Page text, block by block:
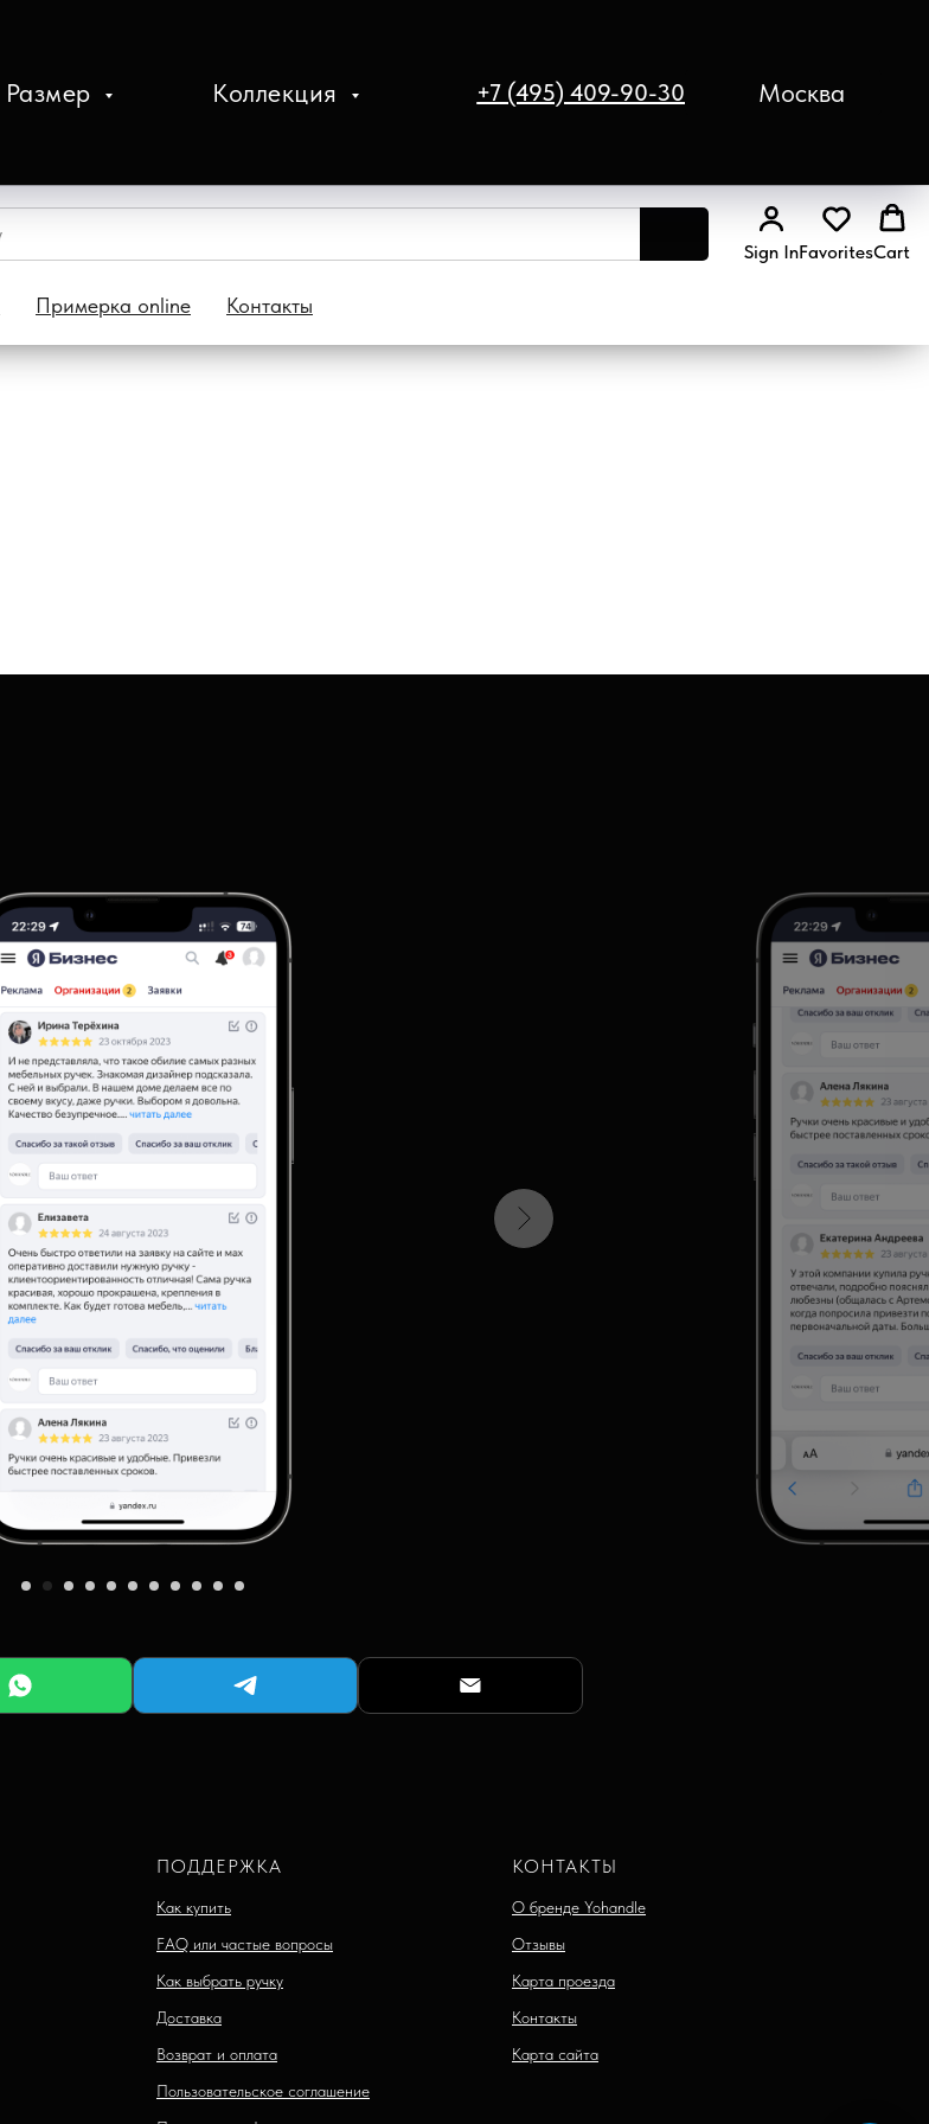
Размер Коллекция +7 (495) 409-90-30 Москва
Sign InFavoritesCart
Примерка online Контакты
ПОДДЕРЖКА
Как купить
FAQ или частые вопросы
Как выбрать ручку
Доставка
Возврат и оплата
Пользовательское соглашение
КОНТАКТЫ
О бренде Yohandle
Отзывы
Карта проезда
Контакты
Карта сайта